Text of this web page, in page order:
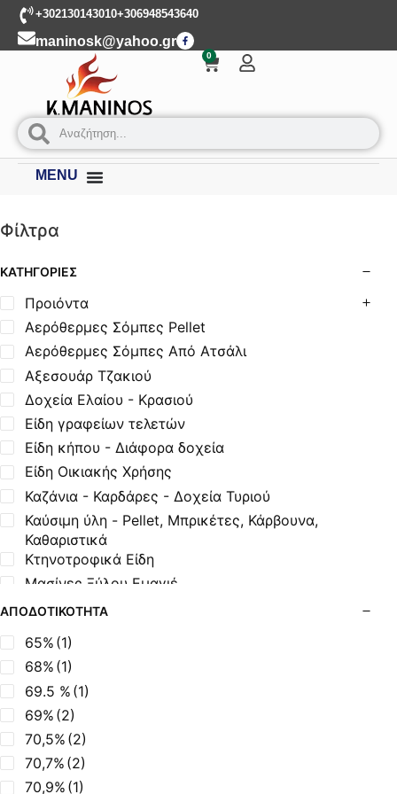
+302130143010+306948543640
maninosk@yahoo.gr
0
MENU
Φίλτρα
ΚΑΤΗΓΟΡΊΕΣ
Προιόντα
Αερόθερμες Σόμπες Pellet
Αερόθερμες Σόμπες Από Ατσάλι
Αξεσουάρ Τζακιού
Δοχεία Ελαίου - Κρασιού
Είδη γραφείων τελετών
Είδη κήπου - Διάφορα δοχεία
Είδη Οικιακής Χρήσης
Καζάνια - Καρδάρες - Δοχεία Τυριού
Καύσιμη ύλη - Pellet, Μπρικέτες, Κάρβουνα,
Καθαριστικά
Κτηνοτροφικά Είδη
Μασίνες Ξύλου Εμαγιέ
Μασίνες Ξύλου Μαντεμένιες
Μοτέρ Σούβλας
Όρθιες Εμαγιέ Ξυλόσομπες
Όρθιες Μαντεμένιες Σόμπες
Όρθιες Μαντεμένιες Σόμπες με Φούρνο
Σόμπες Boiler - Λέβητες Ξύλου
Σόμπες Ξύλου από Ατσάλι
ΑΠΟΔΟΤΙΚΌΤΗΤΑ
65% (1)
68% (1)
69.5 % (1)
69% (2)
70,5% (2)
70,7% (2)
70,9% (1)